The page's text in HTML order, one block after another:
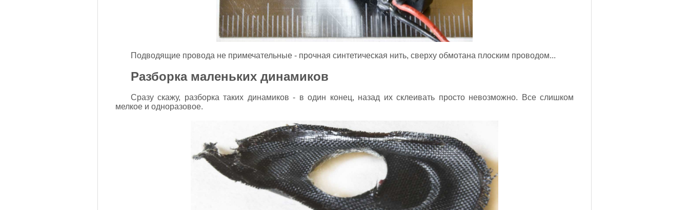
Подводящие провода не примечательные - прочная синтетическая нить, сверху обмотана плоским проводом...
Разборка маленьких динамиков
Сразу скажу, разборка таких динамиков - в один конец, назад их склеивать просто невозможно. Все слишком
мелкое и одноразовое.